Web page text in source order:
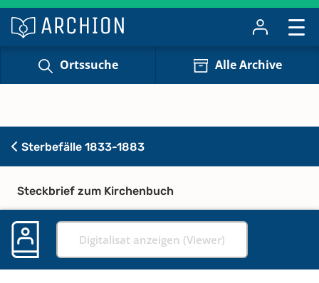
Ortssuche Alle Archive
Sterbefälle 1833-1883
Steckbrief zum Kirchenbuch
Digitalisat anzeigen (Viewer)